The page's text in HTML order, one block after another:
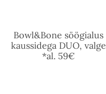
Bowl&Bone söögialus
kaussidega DUO, valge
*al. 59€